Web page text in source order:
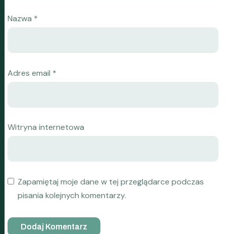
Nazwa *
Adres email *
Witryna internetowa
Zapamiętaj moje dane w tej przeglądarce podczas
pisania kolejnych komentarzy.